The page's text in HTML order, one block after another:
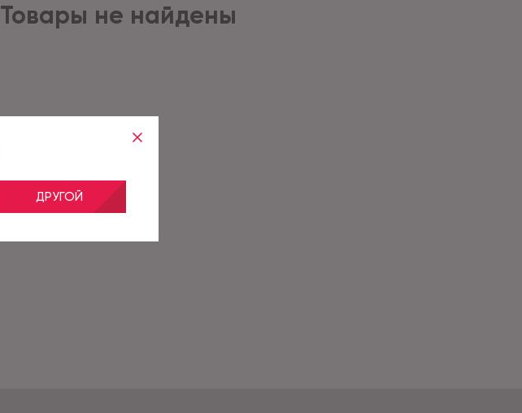
ДРУГОЙ
Товары не найдены